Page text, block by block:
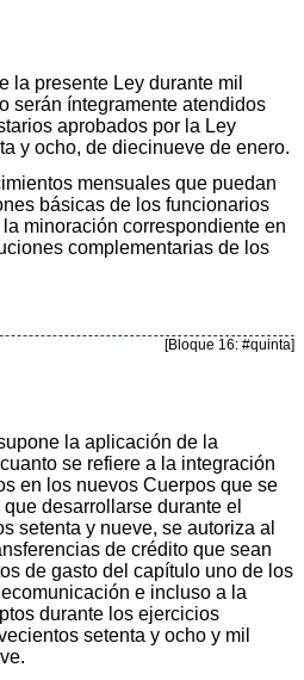
la presente Ley durante mil
serán íntegramente atendidos
aprobados por la Ley
y ocho, de diecinueve de enero.
mensuales que puedan
básicas de los funcionarios
minoración correspondiente en
complementarias de los
[Bloque 16: #quinta]
la aplicación de la
se refiere a la integración
en los nuevos Cuerpos que se
desarrollarse durante el
setenta y nueve, se autoriza al
de crédito que sean
de gasto del capítulo uno de los
e incluso a la
durante los ejercicios
setenta y ocho y mil